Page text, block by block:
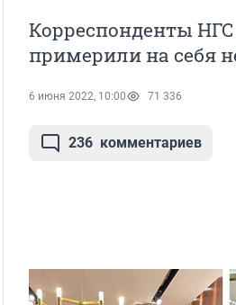
Корреспонденты
примерили на себя
6 июня 2022, 10:00 71 336
236 комментариев